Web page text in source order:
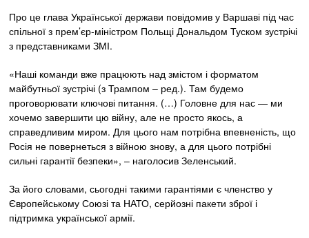
Про це глава Української держави повідомив у Варшаві під час
спільної з прем’єр-міністром Польщі Дональдом Туском зустрічі
з представниками ЗМІ.
«Наші команди вже працюють над змістом і форматом
майбутньої зустрічі (з Трампом – ред.). Там будемо
проговорювати ключові питання. (…) Головне для нас — ми
хочемо завершити цю війну, але не просто якось, а
справедливим миром. Для цього нам потрібна впевненість, що
Росія не повернеться з війною знову, а для цього потрібні
сильні гарантії безпеки», – наголосив Зеленський.
За його словами, сьогодні такими гарантіями є членство у
Європейському Союзі та НАТО, серйозні пакети зброї і
підтримка української армії.